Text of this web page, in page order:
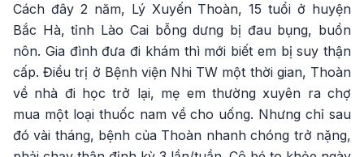
Cách đây 2 năm, Lý Xuyến Thoàn, 15 tuổi ở huyện
Bắc Hà, tỉnh Lào Cai bỗng dưng bị đau bụng, buồn
nôn. Gia đình đưa đi khám thì mới biết em bị suy thận
cấp. Điều trị ở Bệnh viện Nhi TW một thời gian, Thoàn
về nhà đi học trở lại, mẹ em thường xuyên ra chợ
mua một loại thuốc nam về cho uống. Nhưng chỉ sau
đó vài tháng, bệnh của Thoàn nhanh chóng trở nặng,